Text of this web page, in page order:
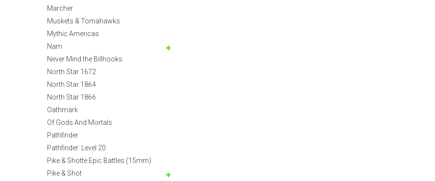
Marcher
Muskets & Tomahawks
Mythic Americas
Nam
Never Mind the Billhooks
North Star 1672
North Star 1864
North Star 1866
Oathmark
Of Gods And Mortals
Pathfinder
Pathfinder: Level 20
Pike & Shotte Epic Battles (15mm)
Pike & Shot